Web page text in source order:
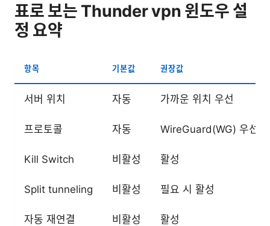
표로 보는 Thunder vpn 윈도우 설
정 요약
항목 기본값 권장값
서버 위치 자동 가까운 위치 우선
프로토콜 자동 WireGuard(WG) 우선
Kill Switch 비활성 활성
Split tunneling 비활성 필요 시 활성
자동 재연결 비활성 활성